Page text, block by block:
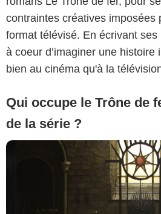
contraintes créatives imposées
format télévisé. En écrivant ses
à coeur d’imaginer une histoire
bien au cinéma qu'à la
Qui occupe le Trône de
de la série ?